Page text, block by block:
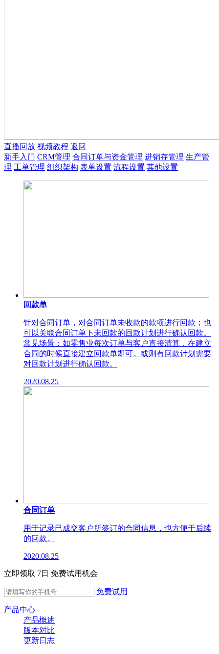
直播回放 视频教程 返回
新手入门 CRM管理 合同订单与资金管理 进销存管理 生产管
理 工单管理 组织架构 表单设置 流程设置 其他设置
回款单
针对合同订单，对合同订单未收款的款项进行回款；也
可以关联合同订单下未回款的回款计划进行确认回款。
常见场景：如零售业每次订单与客户直接清算，在建立
合同的时候直接建立回款单即可。或则有回款计划需要
对回款计划进行确认回款。
2020.08.25
合同订单
用于记录已成交客户所签订的合同信息，也方便于后续
的回款。
2020.08.25
立即领取 7日 免费试用机会
免费试用
产品中心
产品概述
版本对比
更新日志